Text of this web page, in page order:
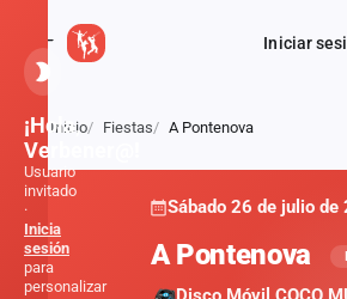
Iniciar
Atrás
Inicio Fiestas A Pontenova
Sábado 26 de julio de
A Pontenova
¡Hola,
Verbener@!
Usuario
invitado
·
Inicia
sesión
para
personalizar